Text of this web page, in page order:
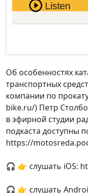
Pause
Listen
Об особенностях
транспортных
компании по
bike.ru/) Петр
в эфирной студии
подкаста доступны
https://
🎧 👉 слушать iOS:
🎧 👉 слушать